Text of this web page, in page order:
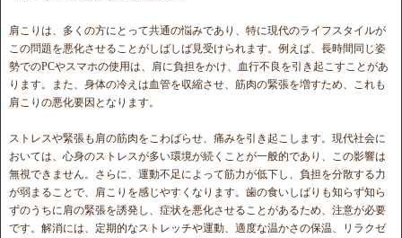
肩こりは、多くの方にとって共通の悩みであり、特に現代のライフスタイルが
この問題を悪化させることがしばしば見受けられます。例えば、長時間同じ姿
勢でのPCやスマホの使用は、肩に負担をかけ、血行不良を引き起こすことがあ
ります。また、身体の冷えは血管を収縮させ、筋肉の緊張を増すため、これも
肩こりの悪化要因となります。
ストレスや緊張も肩の筋肉をこわばらせ、痛みを引き起こします。現代社会に
おいては、心身のストレスが多い環境が続くことが一般的であり、この影響は
無視できません。さらに、運動不足によって筋力が低下し、負担を分散する力
が弱まることで、肩こりを感じやすくなります。歯の食いしばりも知らず知ら
ずのうちに肩の緊張を誘発し、症状を悪化させることがあるため、注意が必要
です。解消には、定期的なストレッチや運動、適度な温かさの保温、リラクゼ